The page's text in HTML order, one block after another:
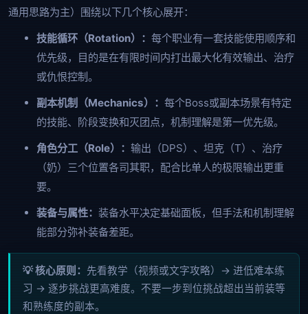
通用思路为主）围绕以下几个核心展开：
技能循环（Rotation）： 每个职业有一套技能使用顺序和
优先级，目的是在有限时间内打出最大化有效输出、治疗
或仇恨控制。
副本机制（Mechanics）： 每个Boss或副本场景有特定
的技能、阶段变换和灭团点，机制理解是第一优先级。
角色分工（Role）： 输出（DPS）、坦克（T）、治疗
（奶）三个位置各司其职，配合比单人的极限输出更重
要。
装备与属性： 装备水平决定基础面板，但手法和机制理解
能部分弥补装备差距。
💡 核心原则： 先看教学（视频或文字攻略）→ 进低难本练
习 → 逐步挑战更高难度。不要一步到位挑战超出当前装等
和熟练度的副本。